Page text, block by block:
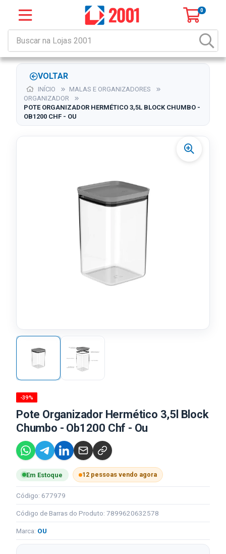
0
VOLTAR
INÍCIO
MALAS E ORGANIZADORES
ORGANIZADOR
POTE ORGANIZADOR HERMÉTICO 3,5L BLOCK CHUMBO -
OB1200 CHF - OU
-39%
Pote Organizador Hermético 3,5l Block
Chumbo - Ob1200 Chf - Ou
Em Estoque 12 pessoas vendo agora
Código: 677979
Código de Barras do Produto: 7899620632578
Marca: OU